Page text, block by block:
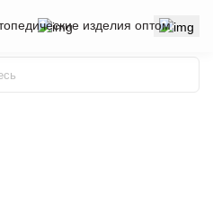
изделия оптом